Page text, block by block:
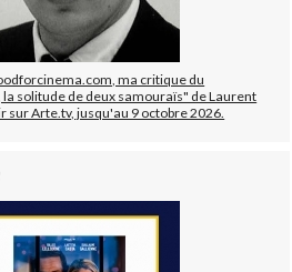
ma critique du
solitude de deux samouraïs" de Laurent
Arte.tv, jusqu'au 9 octobre 2026.